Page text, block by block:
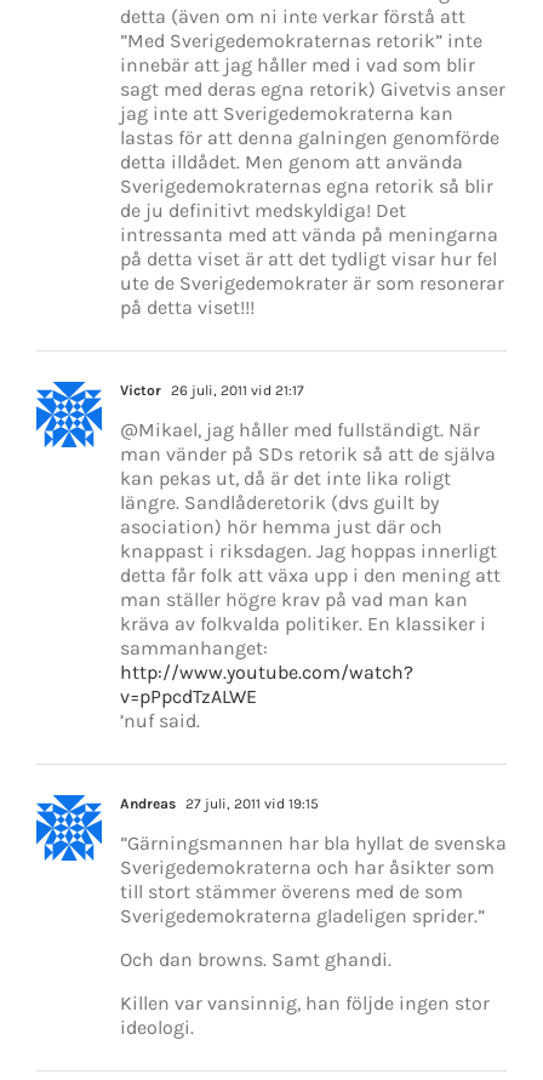
detta (även om ni inte verkar förstå att
”Med Sverigedemokraternas retorik” inte
innebär att jag håller med i vad som blir
sagt med deras egna retorik) Givetvis anser
jag inte att Sverigedemokraterna kan
lastas för att denna galningen genomförde
detta illdådet. Men genom att använda
Sverigedemokraternas egna retorik så blir
de ju definitivt medskyldiga! Det
intressanta med att vända på meningarna
på detta viset är att det tydligt visar hur fel
ute de Sverigedemokrater är som resonerar
på detta viset!!!
Victor 26 juli, 2011 vid 21:17
@Mikael, jag håller med fullständigt. När
man vänder på SDs retorik så att de själva
kan pekas ut, då är det inte lika roligt
längre. Sandlåderetorik (dvs guilt by
asociation) hör hemma just där och
knappast i riksdagen. Jag hoppas innerligt
detta får folk att växa upp i den mening att
man ställer högre krav på vad man kan
kräva av folkvalda politiker. En klassiker i
sammanhanget:
http://www.youtube.com/watch?
v=pPpcdTzALWE
’nuf said.
Andreas 27 juli, 2011 vid 19:15
”Gärningsmannen har bla hyllat de svenska
Sverigedemokraterna och har åsikter som
till stort stämmer överens med de som
Sverigedemokraterna gladeligen sprider.”
Och dan browns. Samt ghandi.
Killen var vansinnig, han följde ingen stor
ideologi.